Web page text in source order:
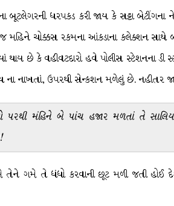
ધરપકડ કરી જાય કે સટ્ટા બેટીંગના
મહિને ચોક્કસ રકમના આંકડાના કલેક્શન સાથે
થાય છે કે વહીવટદારો હવે પોલીસ સ્ટેશનના ડી
નાખતાં, ઉપરથી સેન્કશન મળેલું છે. નહીતર
પરથી મંહિને બે પાંચ હજાર મળતાં તે
ગમે તે ધંધો કરવાની છૂટ મળી જતી હોઈ